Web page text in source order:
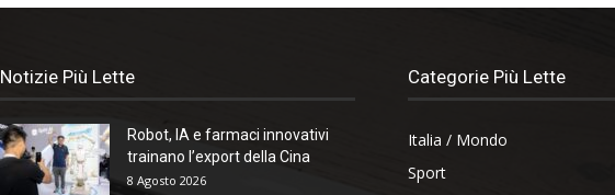
Notizie Più Lette
Robot, IA e farmaci innovativi
trainano l’export della Cina
8 Agosto 2026
Categorie Più Lette
Italia / Mondo
Sport